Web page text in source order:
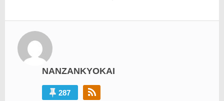
ゲ
ー
シ
ョ
NANZANKYOKAI
287